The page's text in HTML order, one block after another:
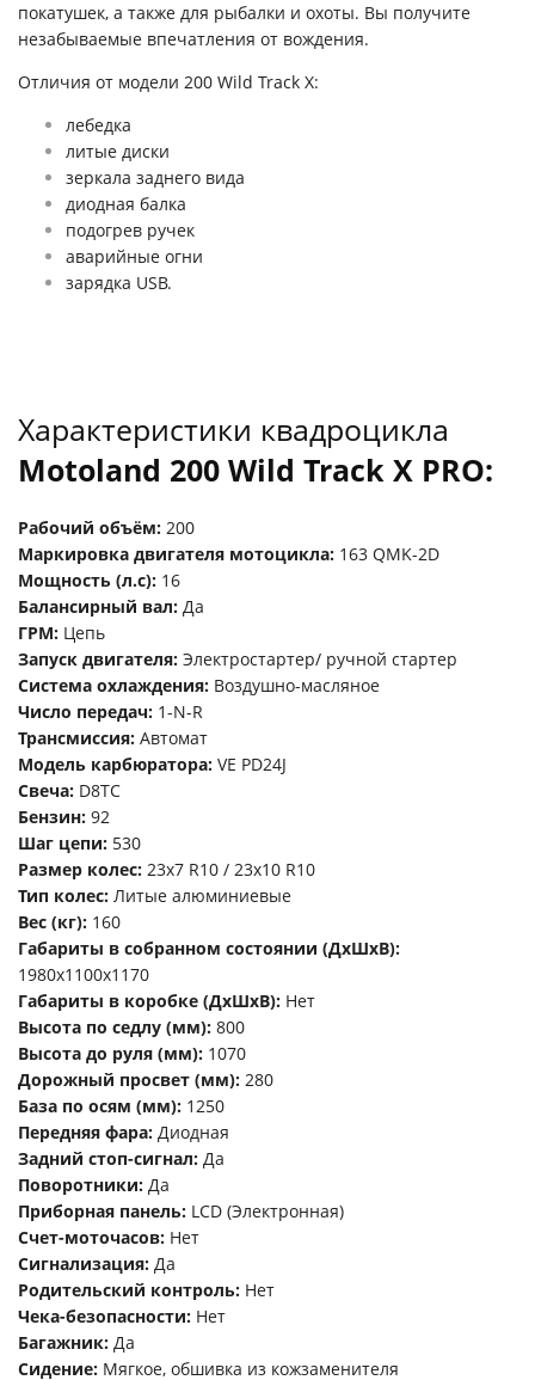
покатушек, а также для рыбалки и охоты. Вы получите
незабываемые впечатления от вождения.
Отличия от модели 200 Wild Track X:
лебедка
литые диски
зеркала заднего вида
диодная балка
подогрев ручек
аварийные огни
зарядка USB.
Характеристики квадроцикла
Motoland 200 Wild Track X PRO:
Рабочий объём: 200
Маркировка двигателя мотоцикла: 163 QMK-2D
Мощность (л.с): 16
Балансирный вал: Да
ГРМ: Цепь
Запуск двигателя: Электростартер/ ручной стартер
Система охлаждения: Воздушно-масляное
Число передач: 1-N-R
Трансмиссия: Автомат
Модель карбюратора: VE PD24J
Свеча: D8TC
Бензин: 92
Шаг цепи: 530
Размер колес: 23х7 R10 / 23х10 R10
Тип колес: Литые алюминиевые
Вес (кг): 160
Габариты в собранном состоянии (ДхШхВ):
1980х1100х1170
Габариты в коробке (ДхШхВ): Нет
Высота по седлу (мм): 800
Высота до руля (мм): 1070
Дорожный просвет (мм): 280
База по осям (мм): 1250
Передняя фара: Диодная
Задний стоп-сигнал: Да
Поворотники: Да
Приборная панель: LCD (Электронная)
Счет-моточасов: Нет
Сигнализация: Да
Родительский контроль: Нет
Чека-безопасности: Нет
Багажник: Да
Сидение: Мягкое, обшивка из кожзаменителя